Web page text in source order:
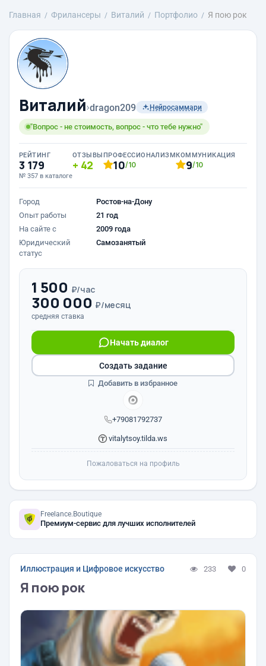
Главная Фрилансеры Виталий Портфолио Я пою рок
Виталий›dragon209 Нейросаммари
"Вопрос - не стоимость, вопрос - что тебе нужно"
РЕЙТИНГ
3 179
№ 357 в каталоге
ОТЗЫВЫ
42
ПРОФЕССИОНАЛИЗМ
10/10
КОММУНИКАЦИЯ
9/10
Город
Ростов-на-Дону
Опыт работы
21 год
На сайте с
2009 года
Юридический
статус
Самозанятый
1 500 ₽/час
300 000 ₽/месяц
средняя ставка
+79081792737
Начать диалог
vitalytsoy.tilda.ws
Создать задание
Добавить в избранное
Пожаловаться на профиль
Freelance.Boutique
Премиум-сервис для лучших исполнителей
Иллюстрация и Цифровое искусство 233 0
Я пою рок